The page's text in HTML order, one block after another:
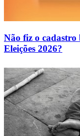
Não fiz o
Eleições 2026?